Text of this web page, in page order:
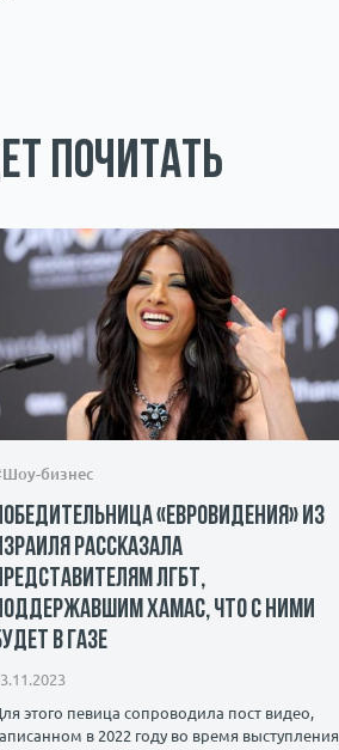
почитать
бизнес
«Евровидения» из
рассказала
ЛГБТ,
ХАМАС, что с ними
в Газе
этого певица сопроводила пост видео,
в 2022 году во время выступления